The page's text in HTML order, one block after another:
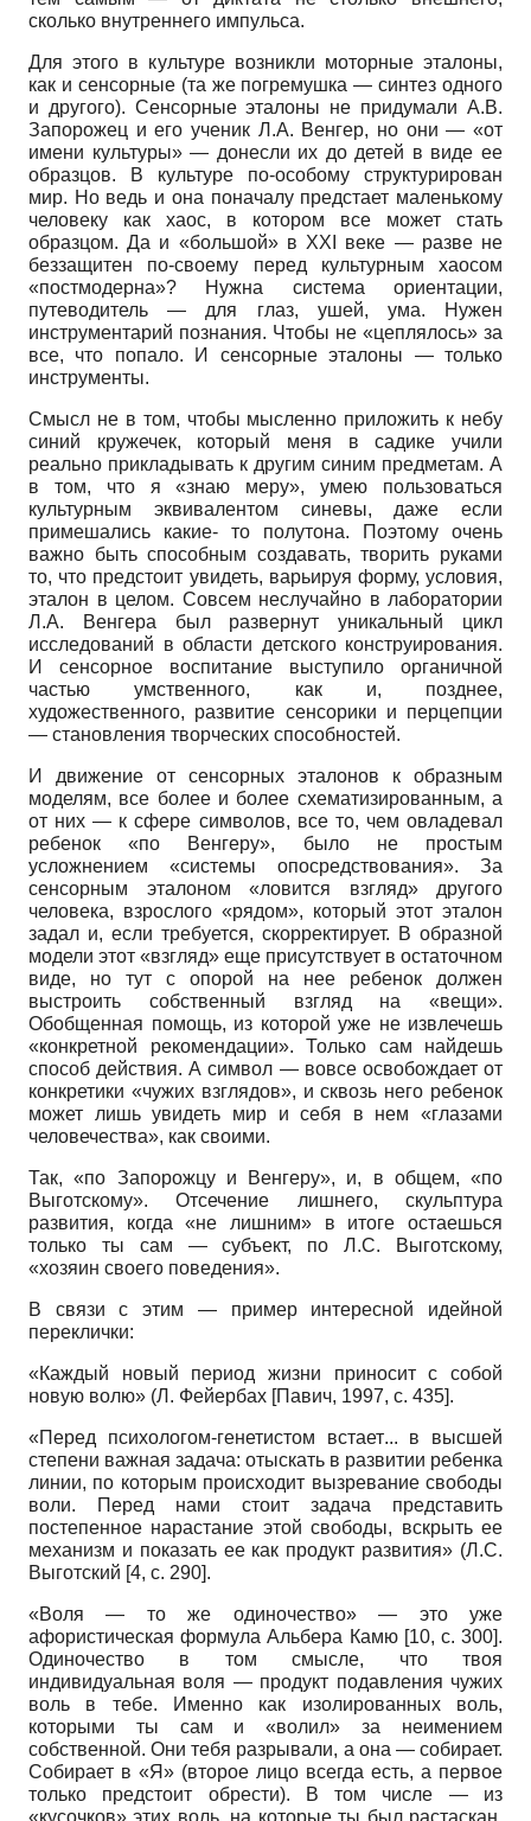
сколько внутреннего импульса.
Для этого в культуре возникли моторные эталоны,
как и сенсорные (та же погремушка — синтез одного
и другого). Сенсорные эталоны не придумали А.В.
Запорожец и его ученик Л.А. Венгер, но они — «от
имени культуры» — донесли их до детей в виде ее
образцов. В культуре по-особому структурирован
мир. Но ведь и она поначалу предстает маленькому
человеку как хаос, в котором все может стать
образцом. Да и «большой» в XXI
веке — разве не
беззащитен по-своему перед культурным хаосом
«постмодерна»? Нужна система ориентации,
путеводитель — для глаз, ушей, ума. Нужен
инструментарий познания. Чтобы не «цеплялось» за
все, что попало. И сенсорные эталоны — только
инструменты.
Смысл не в том, чтобы мысленно приложить к небу
синий кружечек, который меня в садике учили
реально прикладывать к другим синим предметам. А
в том, что я «знаю меру», умею пользоваться
культурным эквивалентом синевы, даже если
примешались какие- то полутона. Поэтому очень
важно быть способным создавать, творить руками
то, что предстоит увидеть, варьируя форму, условия,
эталон в целом. Совсем неслучайно в лаборатории
Л.А. Венгера был развернут уникальный цикл
исследований в области детского конструирования.
И сенсорное воспитание выступило органичной
частью умственного, как и, позднее,
художественного, развитие сенсорики и перцепции
— становления творческих способностей.
И движение от сенсорных эталонов к образным
моделям, все более и более схематизированным, а
от них — к сфере символов, все то, чем овладевал
ребенок «по Венгеру», было не простым
усложнением «системы опосредствования». За
сенсорным эталоном «ловится взгляд» другого
человека, взрослого «рядом», который этот эталон
задал и, если требуется, скорректирует. В образной
модели этот «взгляд» еще присутствует в остаточном
виде, но тут с опорой на нее ребенок должен
выстроить собственный взгляд на «вещи».
Обобщенная помощь, из которой уже не извлечешь
«конкретной рекомендации». Только сам найдешь
способ действия. А символ — вовсе освобождает от
конкретики «чужих взглядов», и сквозь него ребенок
может лишь увидеть мир и себя в нем «глазами
человечества», как своими.
Так, «по Запорожцу и Венгеру», и, в общем, «по
Выготскому». Отсечение лишнего, скульптура
развития, когда «не лишним» в итоге остаешься
только ты сам — субъект, по Л.С. Выготскому,
«хозяин своего поведения».
В связи с этим — пример интересной идейной
переклички:
«Каждый новый период жизни приносит с собой
новую волю» (Л. Фейербах [Павич, 1997, с. 435].
«Перед психологом-генетистом встает... в высшей
степени важная задача: отыскать в развитии ребенка
линии, по которым происходит вызревание свободы
воли. Перед нами стоит задача представить
постепенное нарастание этой свободы, вскрыть ее
механизм и показать ее как продукт развития» (Л.С.
Выготский [4, с. 290].
«Воля— то же одиночество»— это уже
афористическая формула Альбера Камю [10, с.300].
Одиночество в том смысле, что твоя
индивидуальная воля — продукт подавления чужих
воль в тебе. Именно как изолированных воль,
которыми ты сам и «волил» за неимением
собственной. Они тебя разрывали, а она —собирает.
Собирает в «Я» (второе лицо всегда есть, а первое
только предстоит обрести). В том числе — из
«кусочков» этих воль, на которые ты был растаскан.